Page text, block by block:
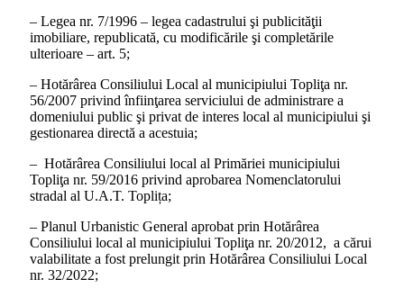
– Legea nr. 7/1996 – legea cadastrului şi publicităţii
imobiliare, republicată, cu modificările şi completările
ulterioare – art. 5;
– Hotărârea Consiliului Local al municipiului Topliţa nr.
56/2007 privind înfiinţarea serviciului de administrare a
domeniului public şi privat de interes local al municipiului şi
gestionarea directă a acestuia;
– Hotărârea Consiliului local al Primăriei municipiului
Topliţa nr. 59/2016 privind aprobarea Nomenclatorului
stradal al U.A.T. Toplița;
– Planul Urbanistic General aprobat prin Hotărârea
Consiliului local al municipiului Topliţa nr. 20/2012, a cărui
valabilitate a fost prelungit prin Hotărârea Consiliului Local
nr. 32/2022;